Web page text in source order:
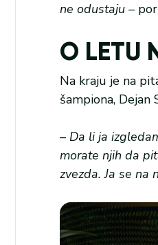
ne odustaju –
O LETU
Na kraju je na
šampiona,
– Da li ja
morate njih da
zvezda. Ja se na